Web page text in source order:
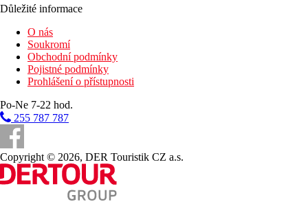
Důležité informace
O nás
Soukromí
Obchodní podmínky
Pojistné podmínky
Prohlášení o přístupnosti
Po-Ne 7-22 hod.
255 787 787
Copyright © 2026, DER Touristik CZ a.s.